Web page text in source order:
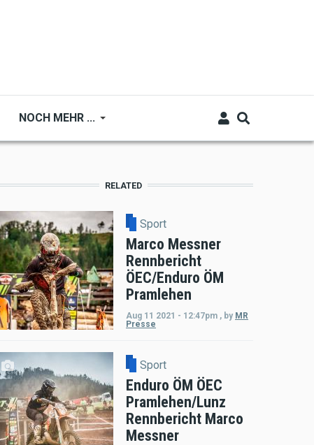
NOCH MEHR ...
RELATED
Sport
Marco Messner
Rennbericht
ÖEC/Enduro ÖM
Pramlehen
Aug 11 2021 - 12:47pm , by MR
Presse
Sport
Enduro ÖM ÖEC
Pramlehen/Lunz
Rennbericht Marco
Messner